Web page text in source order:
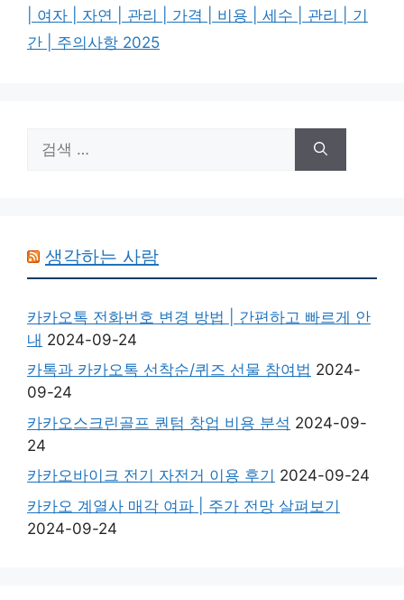
| 여자 | 자연 | 관리 | 가격 | 비용 | 세수 | 관리 | 기
간 | 주의사항 2025
색:
생각하는 사람
카카오톡 전화번호 변경 방법 | 간편하고 빠르게 안
내 2024-09-24
카톡과 카카오톡 선착순/퀴즈 선물 참여법 2024-
09-24
카카오스크린골프 퀀텀 창업 비용 분석 2024-09-
24
카카오바이크 전기 자전거 이용 후기 2024-09-24
카카오 계열사 매각 여파 | 주가 전망 살펴보기
2024-09-24